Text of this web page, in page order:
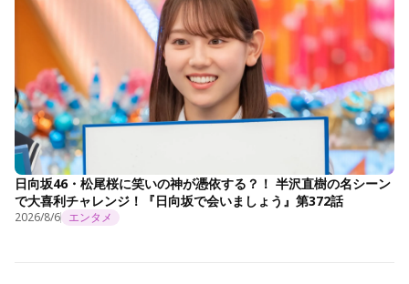
日向坂46・松尾桜に笑いの神が憑依する？！ 半沢直樹の名シーン
で大喜利チャレンジ！『日向坂で会いましょう』第372話
2026/8/6 エンタメ